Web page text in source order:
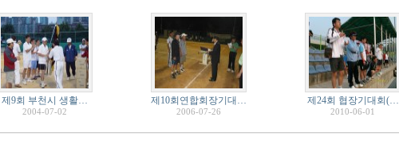
제9회 부천시 생활…
2004-07-02
제10회연합회장기대…
2006-07-26
제24회 협장기대회(…
2010-06-01